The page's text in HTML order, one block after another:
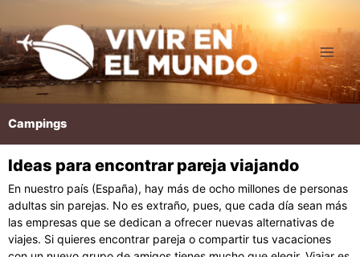
al
contenido
Campings
Ideas para encontrar pareja viajando
En nuestro país (España), hay más de ocho millones de personas
adultas sin parejas. No es extraño, pues, que cada día sean más
las empresas que se dedican a ofrecer nuevas alternativas de
viajes. Si quieres encontrar pareja o compartir tus vacaciones
PáginaPáginaPágina